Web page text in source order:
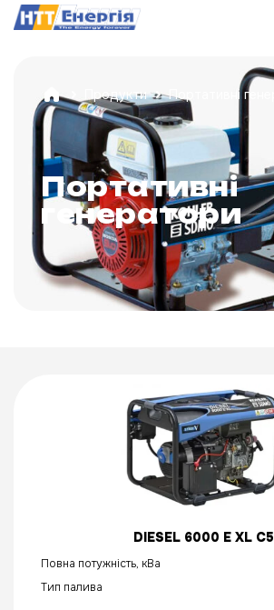
Продукти Портативні
Портативні
генератори
DIESEL 6000 E XL C5
Повна потужність, кВа
Тип палива